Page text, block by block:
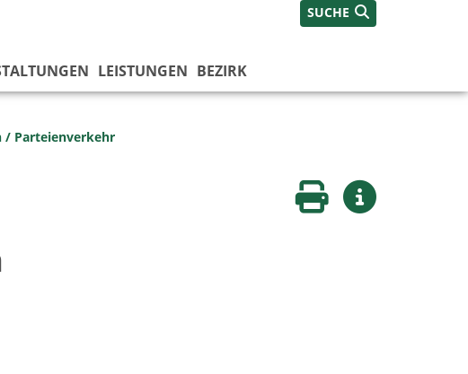
SUCHE
LEISTUNGEN BEZIRK
/ Parteienverkehr
Seite druckenWeitere Infos